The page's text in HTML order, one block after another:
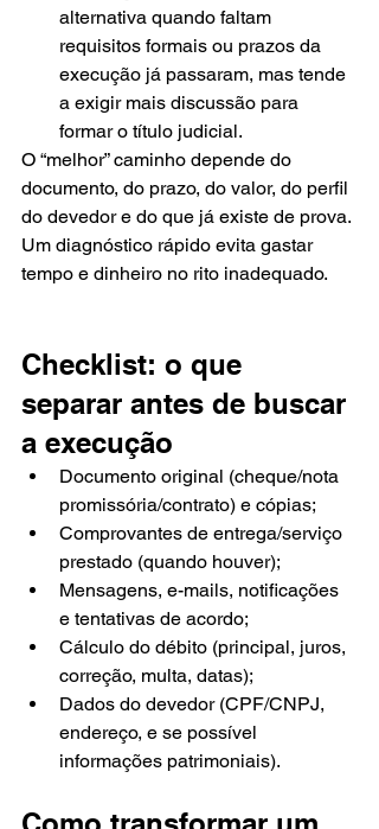
alternativa quando faltam
requisitos formais ou prazos da
execução já passaram, mas tende
a exigir mais discussão para
formar o título judicial.
O “melhor” caminho depende do
documento, do prazo, do valor, do perfil
do devedor e do que já existe de prova.
Um diagnóstico rápido evita gastar
tempo e dinheiro no rito inadequado.
Checklist: o que
separar antes de buscar
a execução
Documento original (cheque/nota
promissória/contrato) e cópias;
Comprovantes de entrega/serviço
prestado (quando houver);
Mensagens, e-mails, notificações
e tentativas de acordo;
Cálculo do débito (principal, juros,
correção, multa, datas);
Dados do devedor (CPF/CNPJ,
endereço, e se possível
informações patrimoniais).